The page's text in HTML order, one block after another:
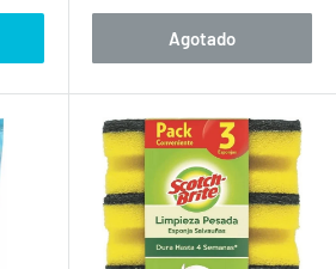
venta
Agotado